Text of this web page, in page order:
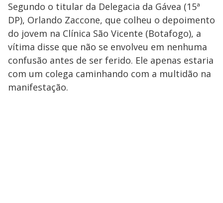
Segundo o titular da Delegacia da Gávea (15ª
DP), Orlando Zaccone, que colheu o depoimento
do jovem na Clínica São Vicente (Botafogo), a
vítima disse que não se envolveu em nenhuma
confusão antes de ser ferido. Ele apenas estaria
com um colega caminhando com a multidão na
manifestação.